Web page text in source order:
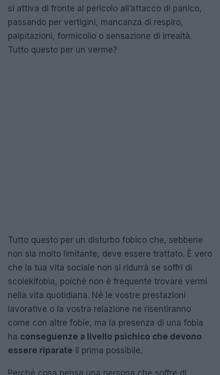
si attiva di fronte al pericolo all’attacco di panico,
passando per vertigini, mancanza di respiro,
palpitazioni, formicolio o sensazione di irrealtà.
Tutto questo per un verme?
Tutto questo per un disturbo fobico che, sebbene
non sia molto limitante, deve essere trattato. È vero
che la tua vita sociale non si ridurrà se soffri di
scolekifobia, poiché non è frequente trovare vermi
nella vita quotidiana. Né le vostre prestazioni
lavorative o la vostra relazione ne risentiranno
come con altre fobie, ma la presenza di una fobia
ha conseguenze a livello psichico che devono
essere riparate il prima possibile.
Perché cosa pensa una persona che soffre di